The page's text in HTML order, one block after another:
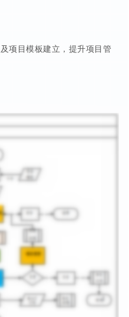
项目模板建立，提升项目管